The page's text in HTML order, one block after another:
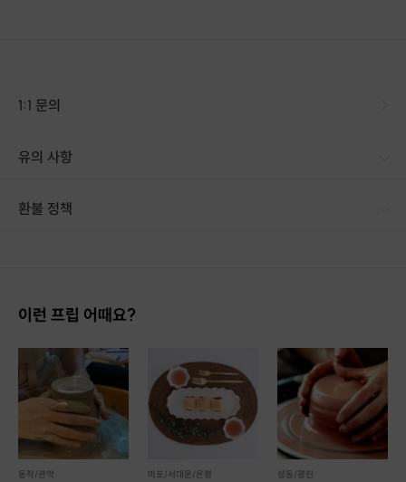
1:1 문의
유의 사항
환불 정책
이런 프립 어때요?
동작/관악 마포/서대문/은평 성동/광진